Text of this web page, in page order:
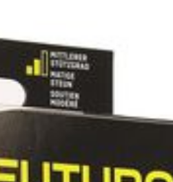
53 mm
1
Kamertemperatuur (15°C -